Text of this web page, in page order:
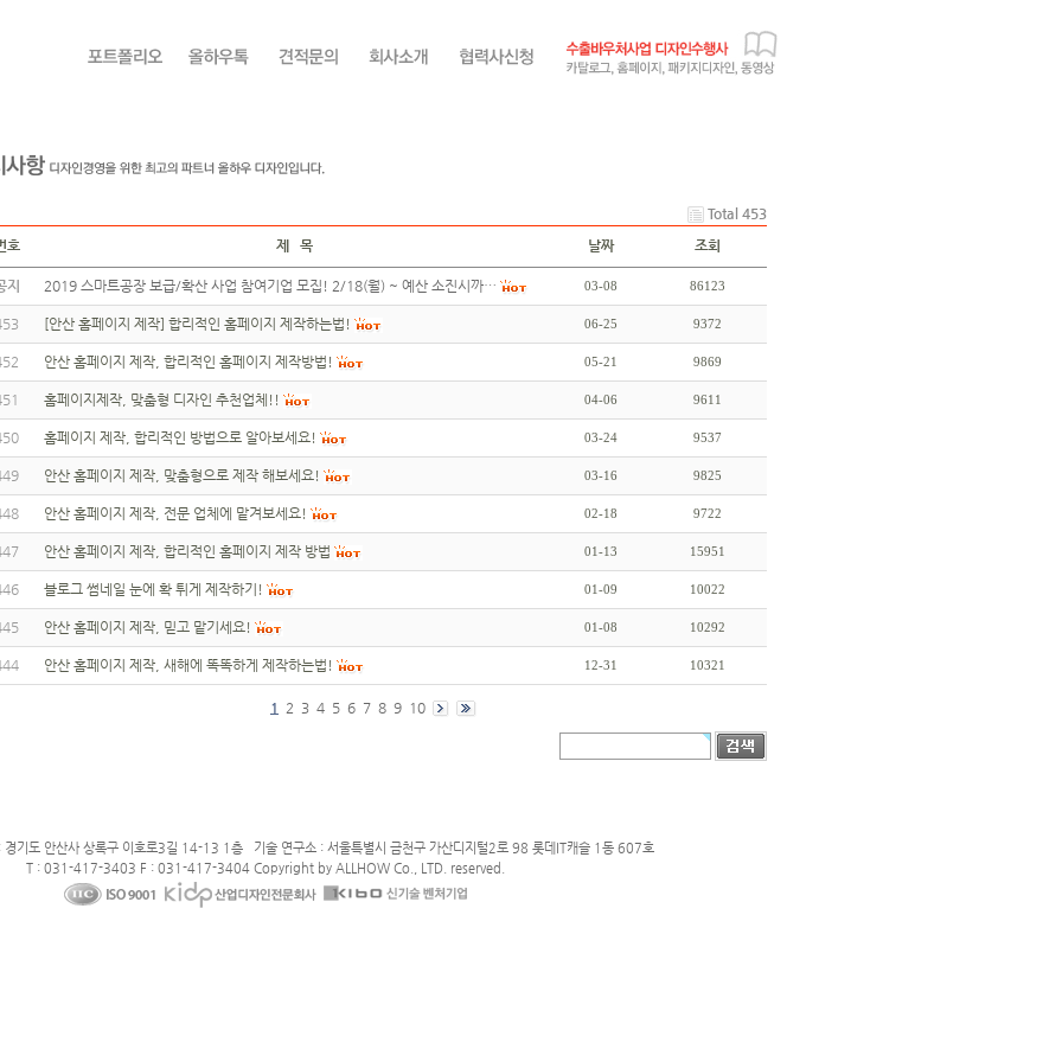
Total 453
호
제 목 날짜 조회
지 2019 스마트공장 보급/확산 사업 참여기업 모집! 2/18(월) ~ 예산 소진시까… 03-08 86123
[안산 홈페이지 제작] 합리적인 홈페이지 제작하는법! 06-25 9372
안산 홈페이지 제작, 합리적인 홈페이지 제작방법! 05-21 9869
홈페이지제작, 맞춤형 디자인 추천업체!! 04-06 9611
홈페이지 제작, 합리적인 방법으로 알아보세요! 03-24 9537
안산 홈페이지 제작, 맞춤형으로 제작 해보세요! 03-16 9825
안산 홈페이지 제작, 전문 업체에 맡겨보세요! 02-18 9722
안산 홈페이지 제작, 합리적인 홈페이지 제작 방법 01-13 15951
블로그 썸네일 눈에 확 튀게 제작하기! 01-09 10022
안산 홈페이지 제작, 믿고 맡기세요! 01-08 10292
안산 홈페이지 제작, 새해에 똑똑하게 제작하는법! 12-31 10321
1 2 3 4 5 6 7 8 9 10
기도 안산사 상록구 이호로3길 14-13 1층 기술 연구소 : 서울특별시 금천구 가산디지털2로 98 롯데IT캐슬 1동 607호
T : 031-417-3403 F : 031-417-3404 Copyright by ALLHOW Co., LTD. reserved.